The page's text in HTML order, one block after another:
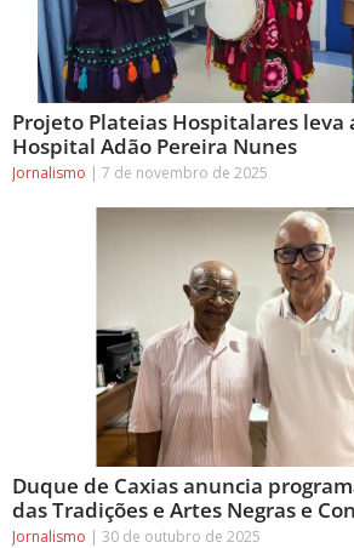
Projeto Plateias Hospitalares leva
Hospital Adão Pereira Nunes
Jornalismo 7 de novembro de 2025
Duque de Caxias anuncia
das Tradições e Artes Negras e
Jornalismo 30 de outubro de 2025